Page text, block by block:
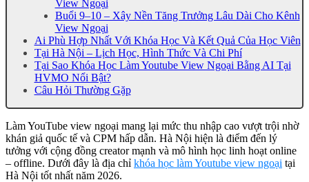
View Ngoại
Buổi 9–10 – Xây Nền Tăng Trưởng Lâu Dài Cho Kênh
View Ngoại
Ai Phù Hợp Nhất Với Khóa Học Và Kết Quả Của Học Viên
Tại Hà Nội – Lịch Học, Hình Thức Và Chi Phí
Tại Sao Khóa Học Làm Youtube View Ngoại Bằng AI Tại
HVMO Nổi Bật?
Câu Hỏi Thường Gặp
Làm YouTube view ngoại mang lại mức thu nhập cao vượt trội nhờ
khán giả quốc tế và CPM hấp dẫn. Hà Nội hiện là điểm đến lý
tưởng với cộng đồng creator mạnh và mô hình học linh hoạt online
– offline. Dưới đây là địa chỉ khóa học làm Youtube view ngoại tại
Hà Nội tốt nhất năm 2026.